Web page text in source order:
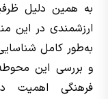
به همین دلیل
ارزشمندی در این
به‌طور کامل
و بررسی این
فرهنگی اهمیت